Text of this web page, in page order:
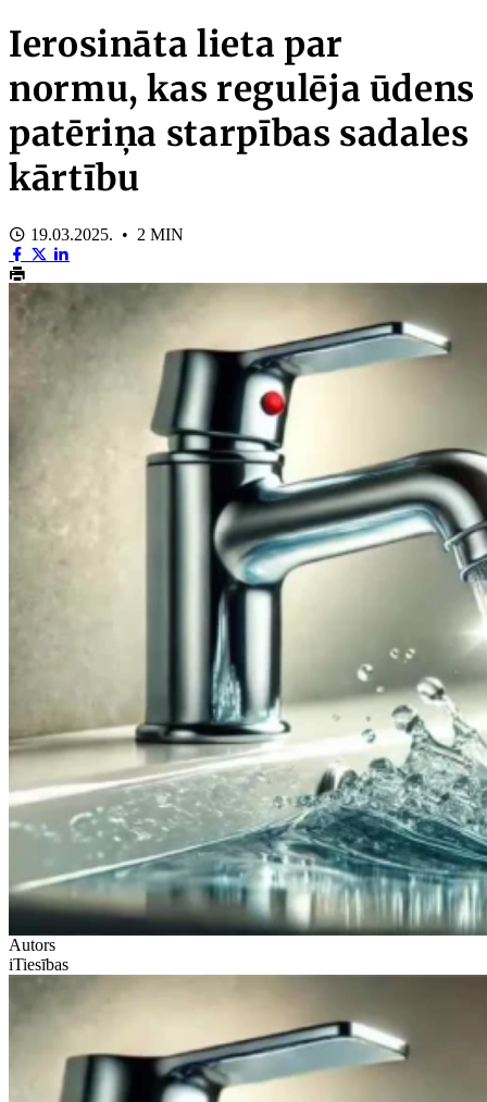
Ierosināta lieta par
normu, kas regulēja ūdens
patēriņa starpības sadales
kārtību
19.03.2025. • 2 MIN
Autors
iTiesības